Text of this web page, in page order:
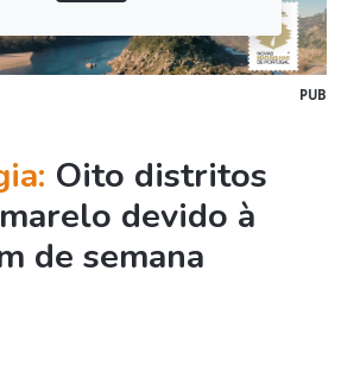
PUB
Oito distritos
devido à
de semana